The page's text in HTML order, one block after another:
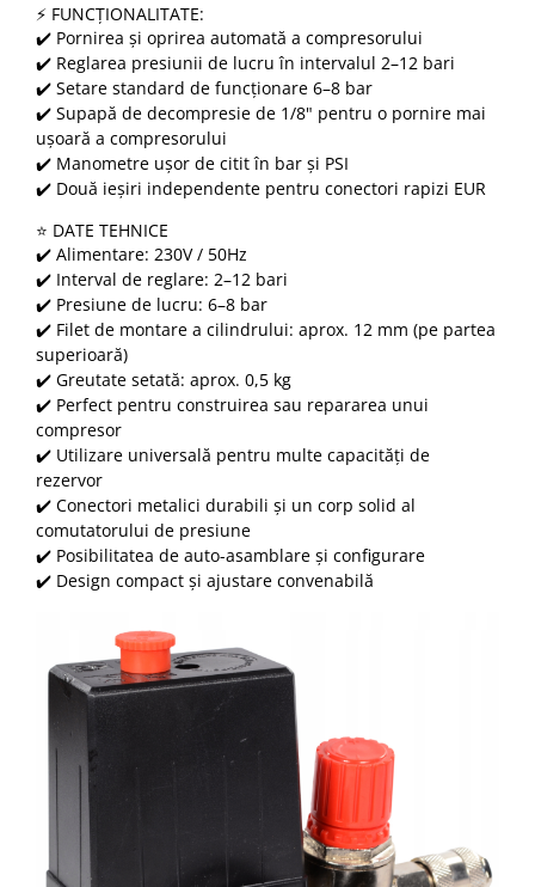
⚡️ FUNCȚIONALITATE:
✔️ Pornirea și oprirea automată a compresorului
✔️ Reglarea presiunii de lucru în intervalul 2–12 bari
✔️ Setare standard de funcționare 6–8 bar
✔️ Supapă de decompresie de 1/8" pentru o pornire mai
ușoară a compresorului
✔️ Manometre ușor de citit în bar și PSI
✔️ Două ieșiri independente pentru conectori rapizi EUR
⭐ DATE TEHNICE
✔️ Alimentare: 230V / 50Hz
✔️ Interval de reglare: 2–12 bari
✔️ Presiune de lucru: 6–8 bar
✔️ Filet de montare a cilindrului: aprox. 12 mm (pe partea
superioară)
✔️ Greutate setată: aprox. 0,5 kg
✔️ Perfect pentru construirea sau repararea unui
compresor
✔️ Utilizare universală pentru multe capacități de
rezervor
✔️ Conectori metalici durabili și un corp solid al
comutatorului de presiune
✔️ Posibilitatea de auto-asamblare și configurare
✔️ Design compact și ajustare convenabilă